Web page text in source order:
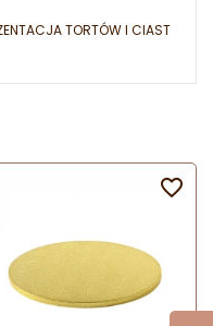
TORTÓW I CIAST
